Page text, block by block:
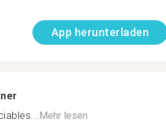
App herunterladen
Mehr lesen